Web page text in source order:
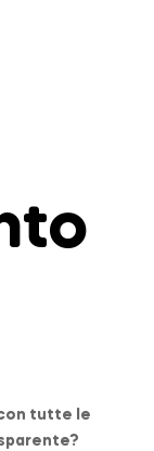
tutte le